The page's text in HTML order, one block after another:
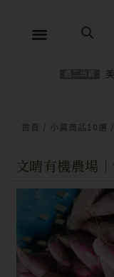
首頁 小農商品10選
文晴有機農場